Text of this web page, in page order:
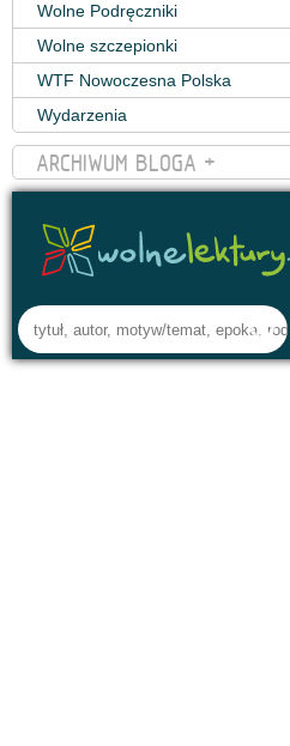
Wolne Podręczniki
Wolne szczepionki
WTF Nowoczesna Polska
Wydarzenia
ARCHIWUM BLOGA +